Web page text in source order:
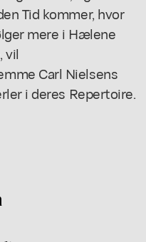
Tid kommer, hvor
mere i Hælene
vil
Carl Nielsens
i deres Repertoire.